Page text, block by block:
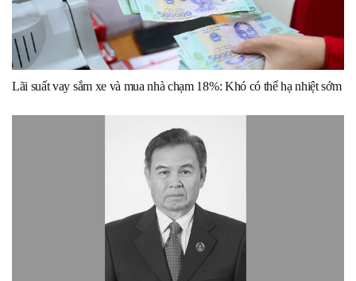
Lãi suất vay sắm xe và mua nhà chạm 18%: Khó có thể hạ nhiệt sớm